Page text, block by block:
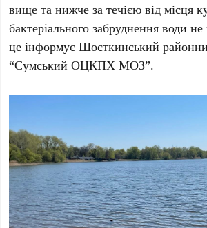
вище та нижче за течією від місця
бактеріального забруднення води
це інформуєШосткинський
“Сумський ОЦКПХ МОЗ”.